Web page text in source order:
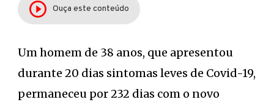
Ouça este conteúdo
Um homem de 38 anos, que apresentou
durante 20 dias sintomas leves de Covid-19,
permaneceu por 232 dias com o novo